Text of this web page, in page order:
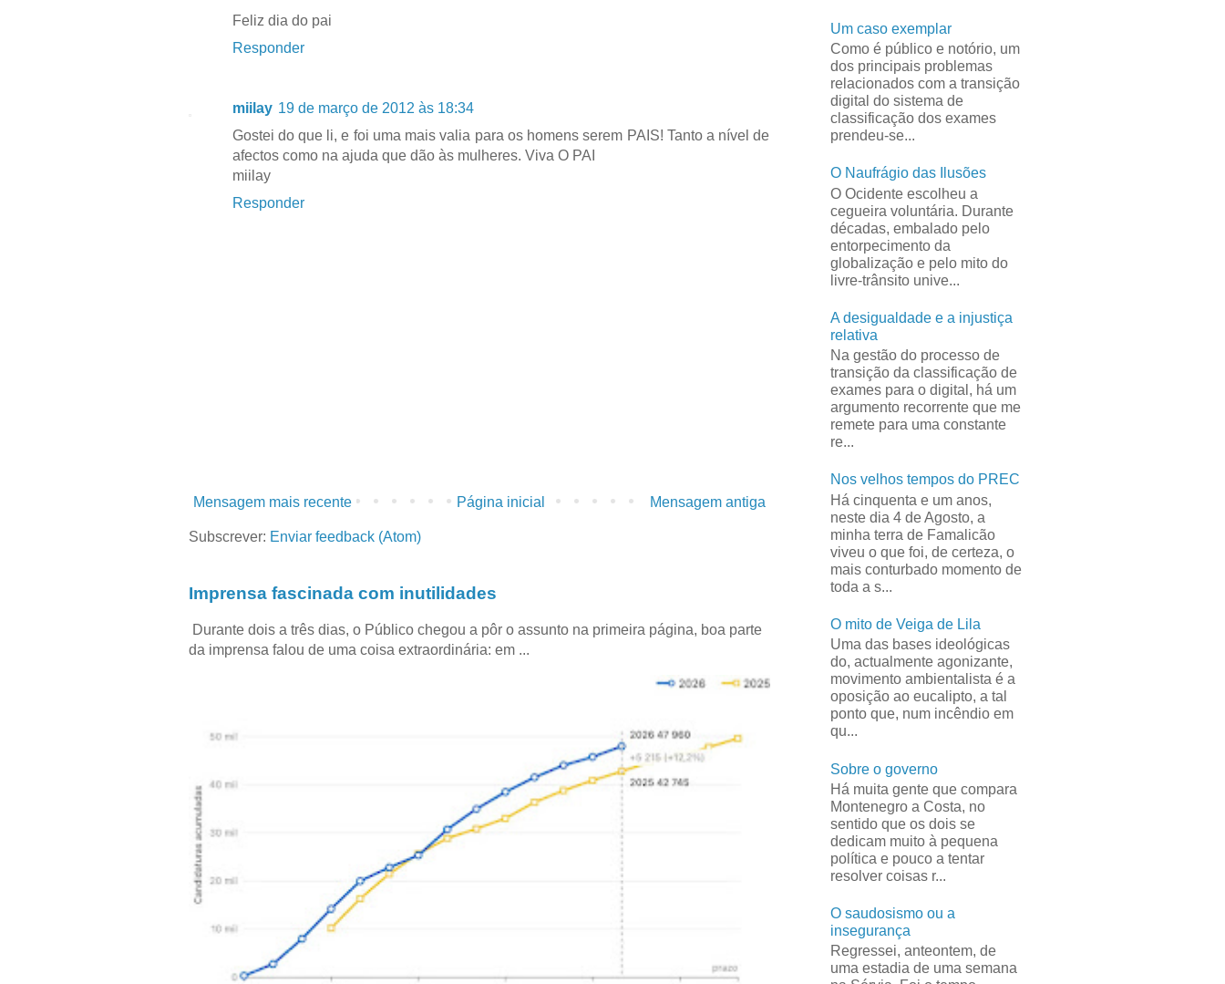
Feliz dia do pai
Responder
miilay 19 de março de 2012 às 18:34
Gostei do que li, e foi uma mais valia para os homens serem PAIS! Tanto a nível de
afectos como na ajuda que dão às mulheres. Viva O PAI
miilay
Responder
Mensagem mais recente Mensagem antiga
Página inicial
Subscrever: Enviar feedback (Atom)
Imprensa fascinada com inutilidades
Durante dois a três dias, o Público chegou a pôr o assunto na primeira página, boa parte
da imprensa falou de uma coisa extraordinária: em ...
Um caso exemplar
Como é público e notório, um
dos principais problemas
relacionados com a transição
digital do sistema de
classificação dos exames
prendeu-se...
O Naufrágio das Ilusões
O Ocidente escolheu a
cegueira voluntária. Durante
décadas, embalado pelo
entorpecimento da
globalização e pelo mito do
livre-trânsito unive...
A desigualdade e a injustiça
relativa
Na gestão do processo de
transição da classificação de
exames para o digital, há um
argumento recorrente que me
remete para uma constante
re...
Nos velhos tempos do PREC
Há cinquenta e um anos,
neste dia 4 de Agosto, a
minha terra de Famalicão
viveu o que foi, de certeza, o
mais conturbado momento de
toda a s...
O mito de Veiga de Lila
Uma das bases ideológicas
do, actualmente agonizante,
movimento ambientalista é a
oposição ao eucalipto, a tal
ponto que, num incêndio em
qu...
Sobre o governo
Há muita gente que compara
Montenegro a Costa, no
sentido que os dois se
dedicam muito à pequena
política e pouco a tentar
resolver coisas r...
O saudosismo ou a
insegurança
Regressei, anteontem, de
uma estadia de uma semana